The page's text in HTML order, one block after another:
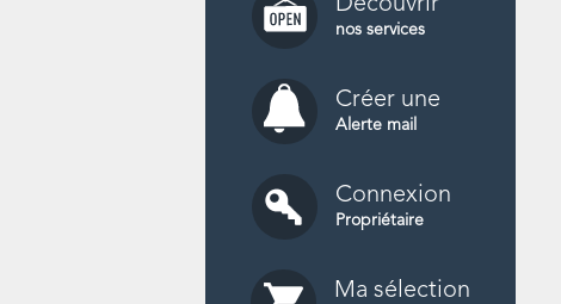
Découvrir
nos services
Créer une
Alerte mail
Connexion
Propriétaire
Ma sélection